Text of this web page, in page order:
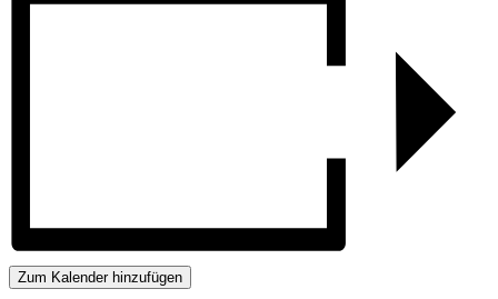
Zum Kalender hinzufügen